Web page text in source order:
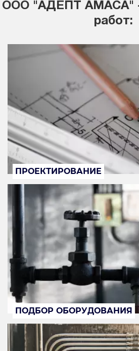
ООО "АДЕПТ АМАСА" -
работ:
ПРОЕКТИРОВАНИЕ
ПОДБОР ОБОРУДОВАНИЯ